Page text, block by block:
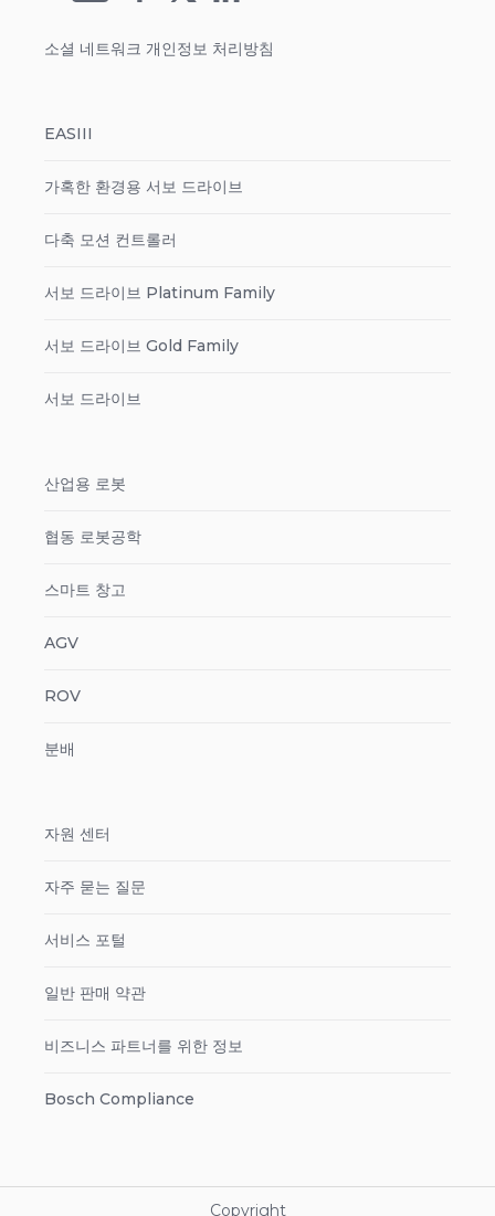
소셜 네트워크 개인정보 처리방침
EASIII
가혹한 환경용 서보 드라이브
다축 모션 컨트롤러
서보 드라이브 Platinum Family
서보 드라이브 Gold Family
서보 드라이브
산업용 로봇
협동 로봇공학
스마트 창고
AGV
ROV
분배
자원 센터
자주 묻는 질문
서비스 포털
일반 판매 약관
비즈니스 파트너를 위한 정보
Bosch Compliance
Copyright